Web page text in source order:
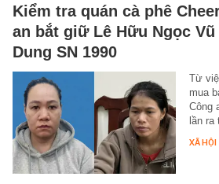
Kiểm tra quán cà phê
an bắt giữ Lê Hữu Ngọc Vũ
Dung SN 1990
Từ
mua
Công
lần
XÃ HỘI